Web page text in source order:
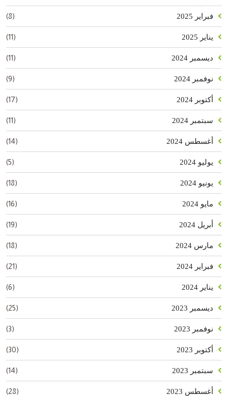
فبراير 2025 (8)
يناير 2025 (11)
ديسمبر 2024 (11)
نوفمبر 2024 (9)
أكتوبر 2024 (17)
سبتمبر 2024 (11)
أغسطس 2024 (14)
يوليو 2024 (5)
يونيو 2024 (18)
مايو 2024 (16)
أبريل 2024 (19)
مارس 2024 (18)
فبراير 2024 (21)
يناير 2024 (6)
ديسمبر 2023 (25)
نوفمبر 2023 (3)
أكتوبر 2023 (30)
سبتمبر 2023 (14)
أغسطس 2023 (28)